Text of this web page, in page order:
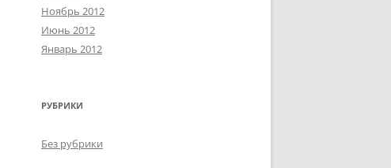
Ноябрь 2012
Июнь 2012
Январь 2012
РУБРИКИ
Без рубрики